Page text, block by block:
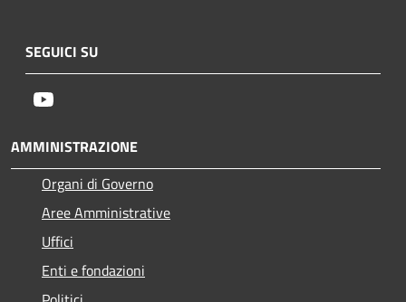
SEGUICI SU
AMMINISTRAZIONE
Organi di Governo
Aree Amministrative
Uffici
Enti e fondazioni